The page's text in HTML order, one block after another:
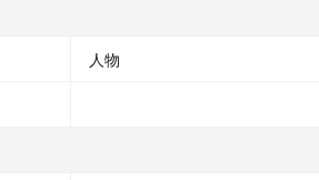
人物